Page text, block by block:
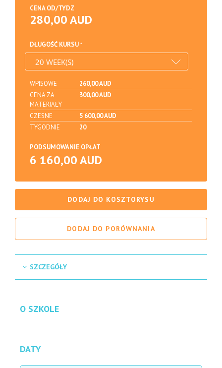
CENA OD/TYDZ
280,00 AUD
DŁUGOŚĆ KURSU
WPISOWE
260,00 AUD
CENA ZA
MATERIAŁY
300,00 AUD
CZESNE
5 600,00 AUD
TYGODNIE
20
PODSUMOWANIE OPŁAT
6 160,00 AUD
DODAJ DO KOSZTORYSU
DODAJ DO PORÓWNANIA
SZCZEGÓŁY
O SZKOLE
DATY